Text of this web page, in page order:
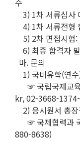
수
3) 1차 서류심사
4) 1차 서류전형
5) 2차 면접시험
6) 최종 합격자
마. 문의
1) 국비유학(연
☞ 국립국제교육
kr, 02-3668-
2) 응시원서 총
☞ 국제협력과
880-8638)